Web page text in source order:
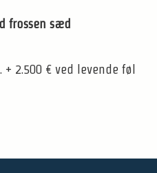
frossen sæd
+ 2.500 € ved levende føl